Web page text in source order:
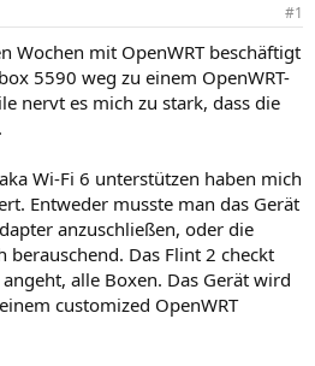
#1
Wochen mit OpenWRT beschäftigt
5590 weg zu einem OpenWRT-
nervt es mich zu stark, dass die
Wi-Fi 6 unterstützen haben mich
Entweder musste man das Gerät
anzuschließen, oder die
berauschend. Das Flint 2 checkt
alle Boxen. Das Gerät wird
customized OpenWRT